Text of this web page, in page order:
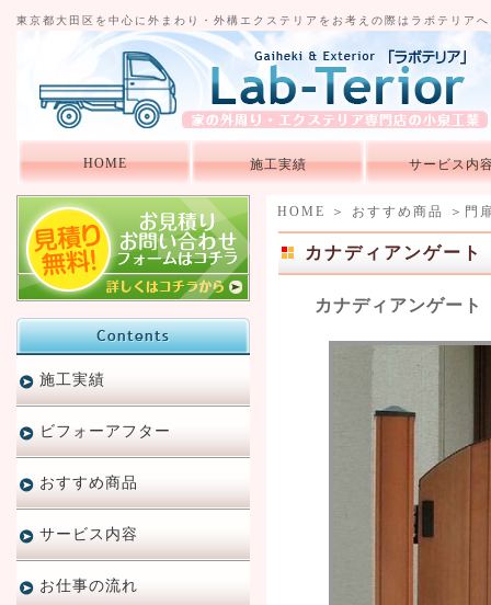
東京都大田区を中心に外まわり・外構エクステリアをお考えの際はラボテリア
HOME 施工実績 サービス内
HOME ＞ おすすめ商品 ＞ 門
カナディアンゲー
カナディアンゲー
施工実績
ビフォーアフター
おすすめ商品
サービス内容
お仕事の流れ